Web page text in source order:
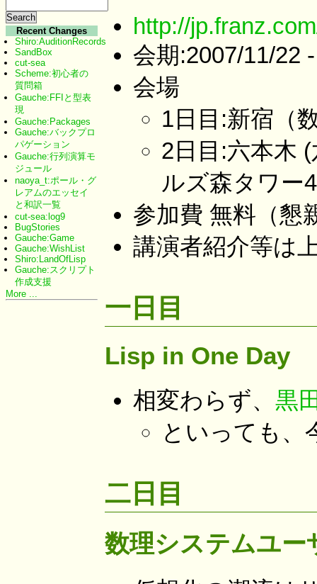
http://
会期:2007/11/22
会場
1日目:新宿（
2日目:六本木
ルズ森タワー
参加費 無料（懇
講演者紹介等は
一日目
Lisp in One Day
相変わらず、 黒
といっても、
二日目
数理システムユー
Recent Changes
Shiro:AuditionRecords
SandBox
cut-sea
Scheme:初心者の
質問箱
Gauche:FFIと型表
現
Gauche:Packages
Gauche:バックプロ
パゲーション
Gauche:行列演算モ
ジュール
naoya_t:ポール・グ
レアムのエッセイ
と和訳一覧
cut-sea:log9
BugStories
Gauche:Game
Gauche:WishList
Shiro:LandOfLisp
Gauche:スクリプト
作成支援
More ...